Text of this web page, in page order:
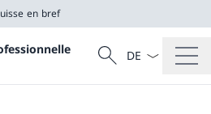
en bref
Recherche
Recherche
La langue